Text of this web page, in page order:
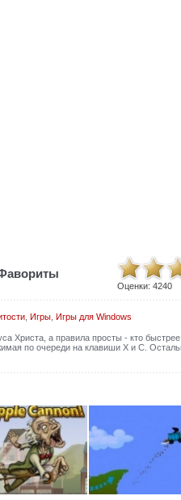
Оценки: 4240
, Игры, Игры для Windows
Христа, а правила просты - кто
по очереди на клавиши X и C.